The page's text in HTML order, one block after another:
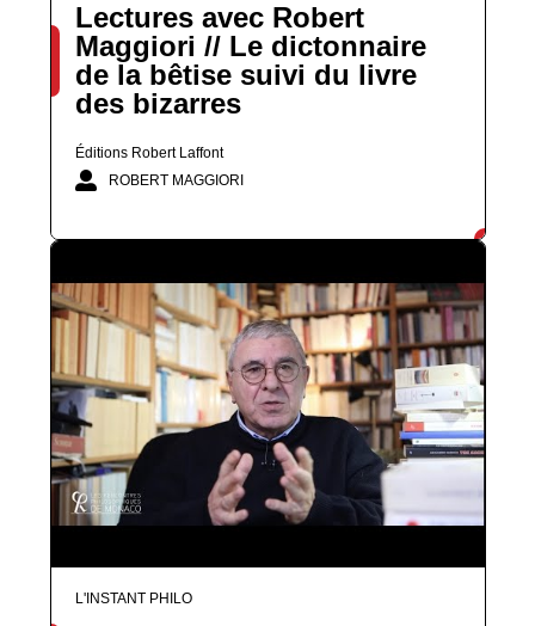
Lectures avec Robert
Maggiori // Le dictonnaire
de la bêtise suivi du livre
des bizarres
Éditions Robert Laffont
ROBERT MAGGIORI
L'INSTANT PHILO